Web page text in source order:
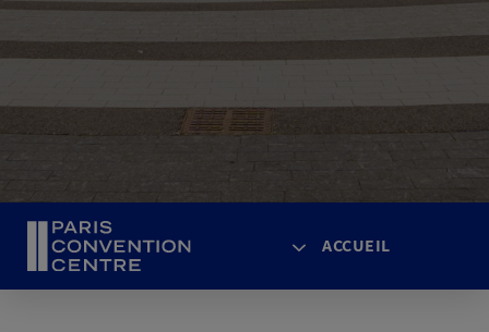
ACCUEIL